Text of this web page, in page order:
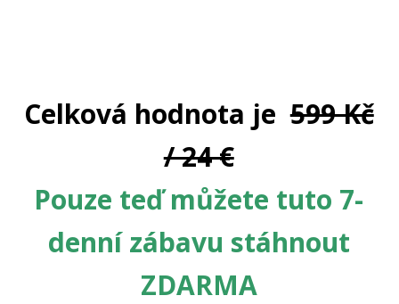
Celková hodnota je 599 Kč
/ 24 €
Pouze teď můžete tuto 7-
denní zábavu stáhnout
ZDARMA